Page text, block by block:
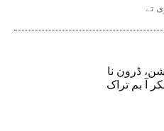
ڈرون نا
آ بم تراک